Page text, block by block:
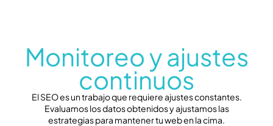
Monitoreo y ajustes
continuos
El SEO es un trabajo que requiere ajustes constantes.
Evaluamos los datos obtenidos y ajustamos las
estrategias para mantener tu web en la cima.